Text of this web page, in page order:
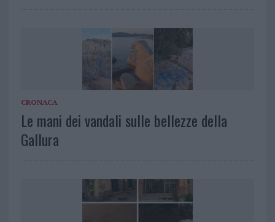
CRONACA
Le mani dei vandali sulle bellezze della
Gallura